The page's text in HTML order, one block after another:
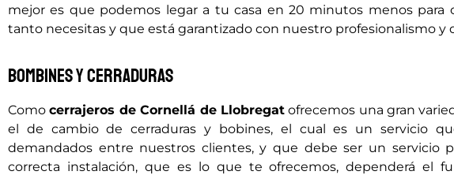
mejor es que podemos legar a tu casa en 20 minutos menos para
tanto necesitas y que está garantizado con nuestro profesionalismo y
Bombines y cerraduras
Comocerrajeros de Cornellá de Llobregatofrecemos una gran
el de cambio de cerraduras y bobines, el cual es un servicio
demandados entre nuestros clientes, y que debe ser un servicio
correcta instalación, que es lo que te ofrecemos, dependerá el